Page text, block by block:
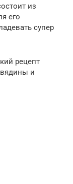
из
его
супер
рецепт
и